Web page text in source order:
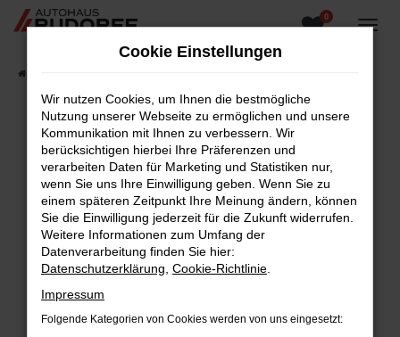
Zum
0
Fehler: Network Error
Beim Laden ist ein Fehler aufgetreten.
Hier sind ein paar Tipps, die dir helfen können:
Überprüfe deine Firewall und deine
Internetverbindung.
Laden andere Webseiten, zum Beispiel deine
Suchmaschine?
Prüfe deine Browsererweiterungen.
Cookie Einstellungen
Wir nutzen Cookies, um Ihnen die bestmögliche
Nutzung unserer Webseite zu ermöglichen und unsere
Kommunikation mit Ihnen zu verbessern. Wir
berücksichtigen hierbei Ihre Präferenzen und
verarbeiten Daten für Marketing und Statistiken nur,
wenn Sie uns Ihre Einwilligung geben. Wenn Sie zu
einem späteren Zeitpunkt Ihre Meinung ändern, können
Sie die Einwilligung jederzeit für die Zukunft widerrufen.
Weitere Informationen zum Umfang der
Datenverarbeitung finden Sie hier:
Datenschutzerklärung Cookie-Richtlinie
Impressum
Folgende Kategorien von Cookies werden von uns eingesetzt: